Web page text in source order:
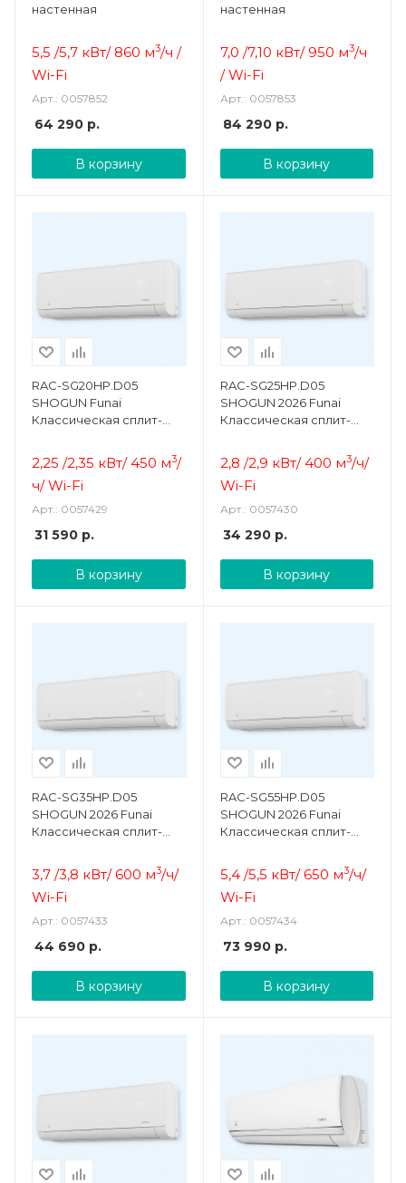
настенная
5,5 /5,7 кВт/ 860 м3/ч /
Wi-Fi
Арт.: 0057852
64 290 р.
В корзину
настенная
7,0 /7,10 кВт/ 950 м3/ч
/ Wi-Fi
Арт.: 0057853
84 290р.
В корзину
RAC-SG20HP.D05
SHOGUN Funai
Классическая сплит-
2,25 /2,35 кВт/ 450 м3/
ч/ Wi-Fi
Арт.: 0057429
31 590 р.
В корзину
RAC-SG25HP.D05
SHOGUN 2026 Funai
Классическая сплит-
2,8 /2,9 кВт/ 400 м3/ч/
Wi-Fi
Арт.: 0057430
34 290р.
В корзину
RAC-SG35HP.D05
SHOGUN 2026 Funai
Классическая сплит-
3,7 /3,8 кВт/ 600 м3/ч/
Wi-Fi
Арт.: 0057433
44 690 р.
В корзину
RAC-SG55HP.D05
SHOGUN 2026 Funai
Классическая сплит-
5,4 /5,5 кВт/ 650 м3/ч/
Wi-Fi
Арт.: 0057434
73 990р.
В корзину